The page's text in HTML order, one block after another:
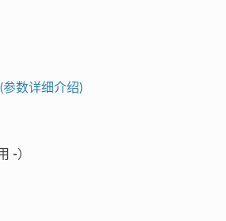
(参数详细介绍)
-）